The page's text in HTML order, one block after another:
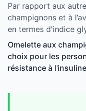
Par rapport aux
champignons et à
en termes d'indice
Omelette aux
choix pour les
résistance à